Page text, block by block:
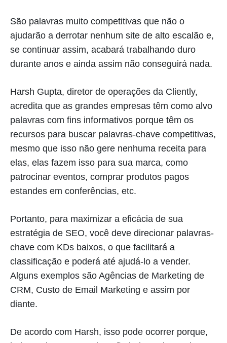
São palavras muito competitivas que não o
ajudarão a derrotar nenhum site de alto escalão e,
se continuar assim, acabará trabalhando duro
durante anos e ainda assim não conseguirá nada.
Harsh Gupta, diretor de operações da Cliently,
acredita que as grandes empresas têm como alvo
palavras com fins informativos porque têm os
recursos para buscar palavras-chave competitivas,
mesmo que isso não gere nenhuma receita para
elas, elas fazem isso para sua marca, como
patrocinar eventos, comprar produtos pagos
estandes em conferências, etc.
Portanto, para maximizar a eficácia de sua
estratégia de SEO, você deve direcionar palavras-
chave com KDs baixos, o que facilitará a
classificação e poderá até ajudá-lo a vender.
Alguns exemplos são Agências de Marketing de
CRM, Custo de Email Marketing e assim por
diante.
De acordo com Harsh, isso pode ocorrer porque,